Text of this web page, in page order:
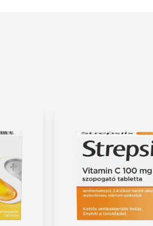
tablettánként) ritkán
a gyógyszer d-limonén